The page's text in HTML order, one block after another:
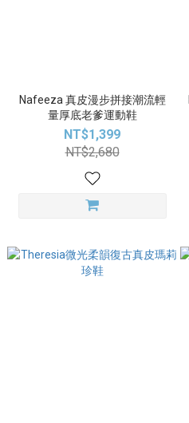
Nafeeza 真皮漫步拼接潮流輕
量厚底老爹運動鞋
NT$1,399
NT$2,680